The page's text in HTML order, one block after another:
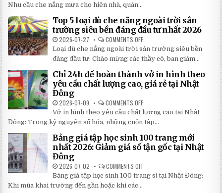
ĐỘNG
QUAY
TAY
TIẾT
2026:
5
BÍ
MẬT
GIÚP
BẠN
TIẾT
KHI
LẮP
ĐẶT
Nhu cầu che nắng mưa cho hiên nhà, quán...
Top 5 loại dù che nắng ngoài trời sân
trường siêu bền đáng đầu tư nhất 2026
2026-07-27 COMMENTS OFF
TOP
5
LOẠI
DÙ
CHE
NẮNG
NGOÀI
TRỜI
BỀN
ĐÁNG
ĐẦU
NHẤT
2026
Loại dù che nắng ngoài trời sân trường siêu bền
đáng đầu tư: Chào mừng các thầy cô, ban giám...
Chỉ 24h để hoàn thành vở in hình theo
yêu cầu chất lượng cao, giá rẻ tại Nhật
Đông
2026-07-09 COMMENTS OFF
CHỈ
24H
ĐỂ
HOÀN
VỞ
IN
HÌNH
YÊU
CHẤT
LƯỢNG
Vở in hình theo yêu cầu chất lượng cao tại Nhật
Đông: Trong kỷ nguyên số hóa, những cuốn tập...
Bảng giá tập học sinh 100 trang mới
nhất 2026: Giảm giá số tận gốc tại Nhật
Đông
2026-07-02 COMMENTS OFF
BẢNG
GIÁ
Bảng giá tập học sinh 100 trang sỉ tại Nhật Đông:
Khi mùa khai trường đến gần hoặc khi các...